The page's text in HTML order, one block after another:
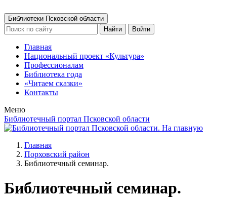
Библиотеки Псковской области
Найти
Войти
Главная
Национальный проект «Культура»
Профессионалам
Библиотека года
«Читаем сказки»
Контакты
Меню
Библиотечный портал Псковской области
Главная
Порховский район
Библиотечный семинар.
Библиотечный семинар.